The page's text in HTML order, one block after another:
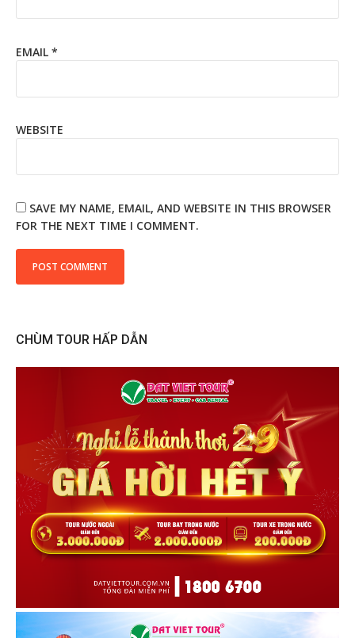
EMAIL *
WEBSITE
SAVE MY NAME, EMAIL, AND WEBSITE IN THIS BROWSER
FOR THE NEXT TIME I COMMENT.
CHÙM TOUR HẤP DẪN